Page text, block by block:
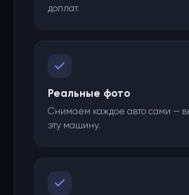
доплат.
Реальные фото
Снимаем каждое авто сами —
эту машину.